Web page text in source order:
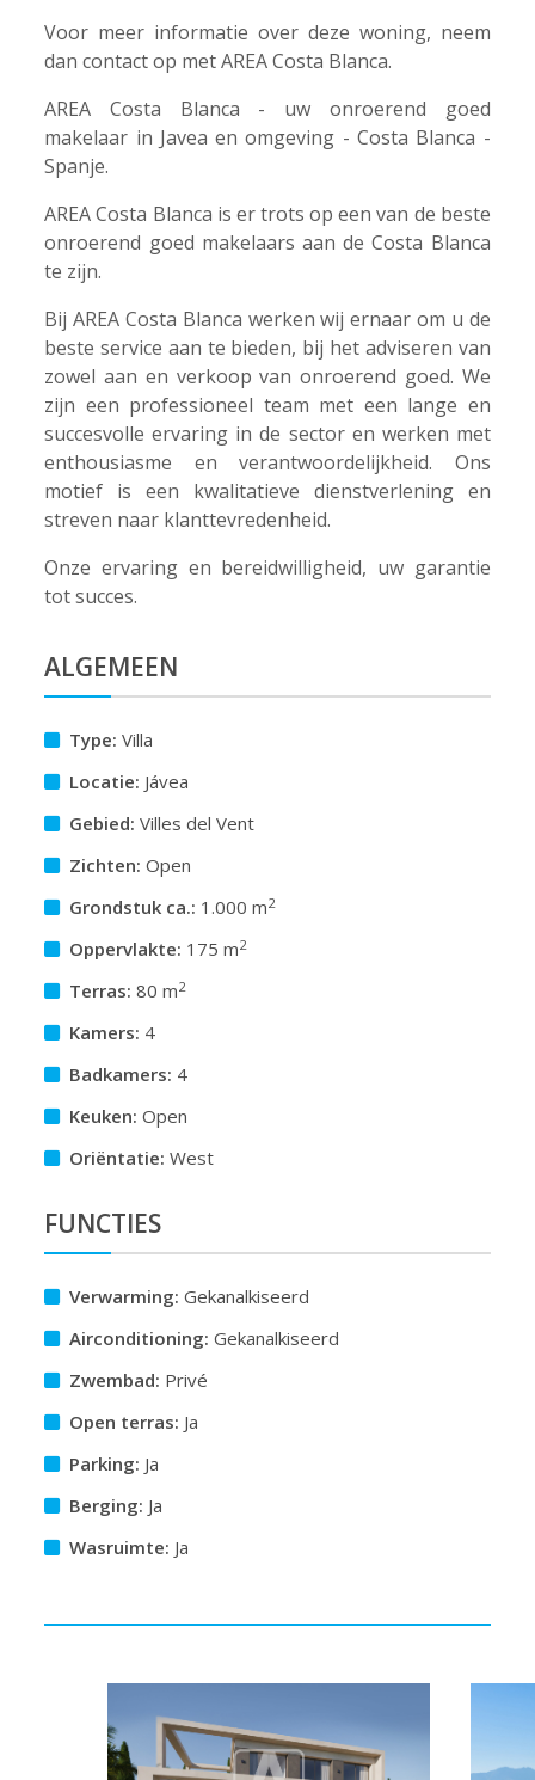
Voor meer informatie over deze woning, neem
dan contact op met AREA Costa Blanca.
AREA Costa Blanca - uw onroerend goed
makelaar in Javea en omgeving - Costa Blanca -
Spanje.
AREA Costa Blanca is er trots op een van de beste
onroerend goed makelaars aan de Costa Blanca
te zijn.
Bij AREA Costa Blanca werken wij ernaar om u de
beste service aan te bieden, bij het adviseren van
zowel aan en verkoop van onroerend goed. We
zijn een professioneel team met een lange en
succesvolle ervaring in de sector en werken met
enthousiasme en verantwoordelijkheid. Ons
motief is een kwalitatieve dienstverlening en
streven naar klanttevredenheid.
Onze ervaring en bereidwilligheid, uw garantie
tot succes.
ALGEMEEN
Type: Villa
Locatie: Jávea
Gebied: Villes del Vent
Zichten: Open
Grondstuk ca.: 1.000 m2
Oppervlakte: 175 m2
Terras: 80 m2
Kamers: 4
Badkamers: 4
Keuken: Open
Oriëntatie: West
FUNCTIES
Verwarming: Gekanalkiseerd
Airconditioning: Gekanalkiseerd
Zwembad: Privé
Open terras: Ja
Parking: Ja
Berging: Ja
Wasruimte: Ja